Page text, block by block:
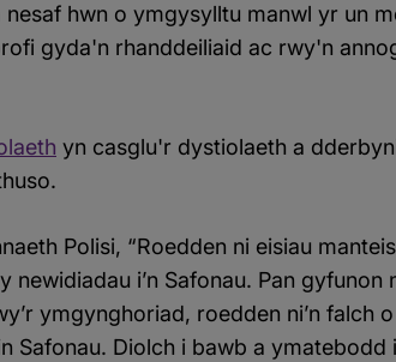
hwn o ymgysylltu manwl yr un
gyda'n rhanddeiliaid ac rwy'n
yn casglu'r dystiolaeth a
Polisi, “Roedden ni eisiau
i’n Safonau. Pan gyfunon
ymgynghoriad, roedden ni’n falch
Safonau. Diolch i bawb a ymatebodd